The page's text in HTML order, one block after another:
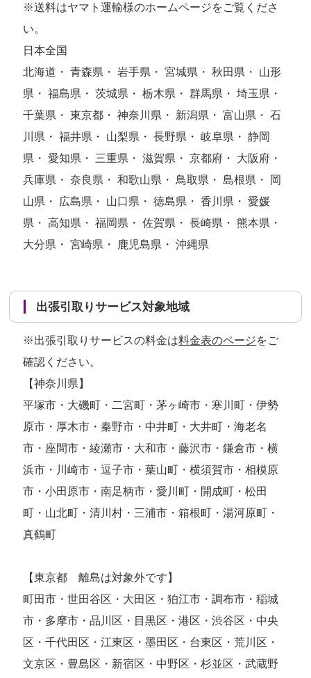
※送料はヤマト運輸様のホームページをご覧くださ
い。
日本全国
北海道・ 青森県・ 岩手県・ 宮城県・ 秋田県・ 山形
県・ 福島県・ 茨城県・ 栃木県・ 群馬県・ 埼玉県・
千葉県・ 東京都・ 神奈川県・ 新潟県・ 富山県・ 石
川県・ 福井県・ 山梨県・ 長野県・ 岐阜県・ 静岡
県・ 愛知県・ 三重県・ 滋賀県・ 京都府・ 大阪府・
兵庫県・ 奈良県・ 和歌山県・ 鳥取県・ 島根県・ 岡
山県・ 広島県・ 山口県・ 徳島県・ 香川県・ 愛媛
県・ 高知県・ 福岡県・ 佐賀県・ 長崎県・ 熊本県・
大分県・ 宮崎県・ 鹿児島県・ 沖縄県
出張引取りサービス対象地域
※出張引取りサービスの料金は料金表のページをご
確認ください。
【神奈川県】
平塚市・大磯町・二宮町・茅ヶ崎市・寒川町・伊勢
原市・厚木市・秦野市・中井町・大井町・海老名
市・座間市・綾瀬市・大和市・藤沢市・鎌倉市・横
浜市・川崎市・逗子市・葉山町・横須賀市・相模原
市・小田原市・南足柄市・愛川町・開成町・松田
町・山北町・清川村・三浦市・箱根町・湯河原町・
真鶴町
【東京都 離島は対象外です】
町田市・世田谷区・大田区・狛江市・調布市・稲城
市・多摩市・品川区・目黒区・港区・渋谷区・中央
区・千代田区・江東区・墨田区・台東区・荒川区・
文京区・豊島区・新宿区・中野区・杉並区・武蔵野